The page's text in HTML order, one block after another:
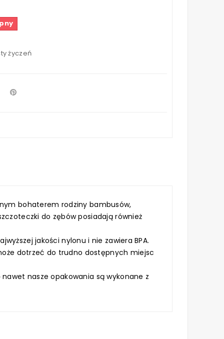
życzeń
bohaterem rodziny bambusów,
do zębów posiadają również
jakości nylonu i nie zawiera BPA.
dotrzeć do trudno dostępnych miejsc
nasze opakowania są wykonane z